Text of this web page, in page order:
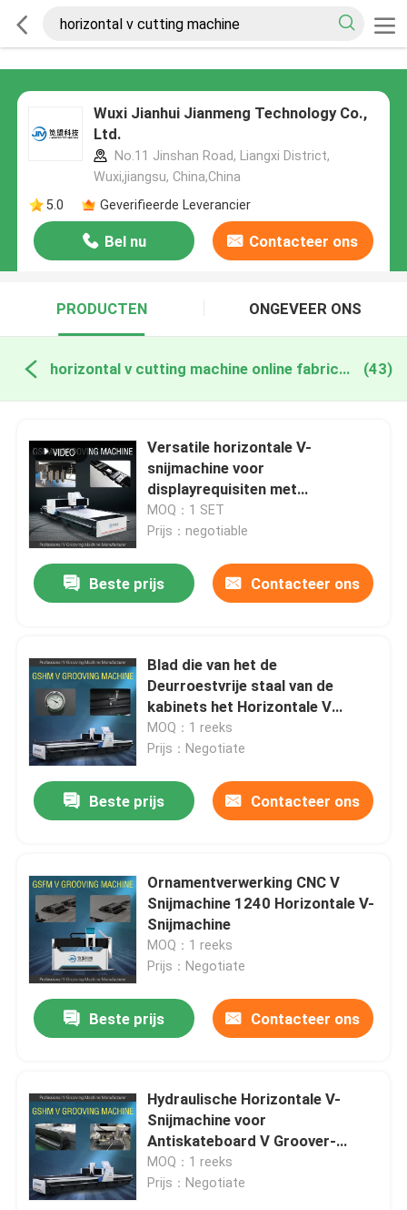
Wuxi Jianhui Jianmeng Technology Co.,
Ltd.
No.11 Jinshan Road, Liangxi District,
Wuxi,jiangsu, China,China
5.0
Geverifieerde Leverancier
Bel nu Contacteer ons
PRODUCTEN ONGEVEER ONS
horizontal v cutting machine online fabricage (43)
Versatile horizontale V-
snijmachine voor
displayrequisiten met
roestvrijstalen decoratie
MOQ：1 SET
Prijs：negotiable
Beste prijs Contacteer ons
Blad die van het de
Deurroestvrije staal van de
kabinets het Horizontale V
Snijmachine Machine groeven
MOQ：1 reeks
Prijs：Negotiate
Beste prijs Contacteer ons
Ornamentverwerking CNC V
Snijmachine 1240 Horizontale V-
Snijmachine
MOQ：1 reeks
Prijs：Negotiate
Beste prijs Contacteer ons
Hydraulische Horizontale V-
Snijmachine voor
Antiskateboard V Groover-
Machine
MOQ：1 reeks
Prijs：Negotiate